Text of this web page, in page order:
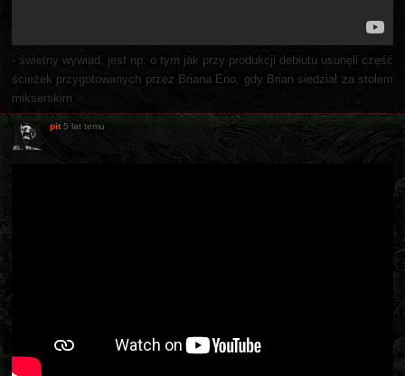
- świetny wywiad, jest np. o tym jak przy produkcji debiutu usunęli część
ścieżek przygotowanych przez Briana Eno, gdy Brian siedział za stołem
mikserskim
pit 5 lat temu